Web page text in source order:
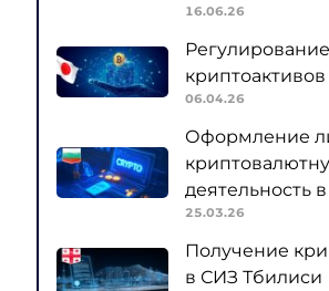
16.06.26
Регулирование
06.04.26
Оформление
деятельность
25.03.26
Получение
в СИЗ Тбилиси